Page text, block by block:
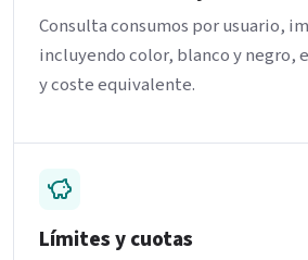
Consulta consumos por usuario,
incluyendo color, blanco y negro,
y coste equivalente.
Límites y cuotas